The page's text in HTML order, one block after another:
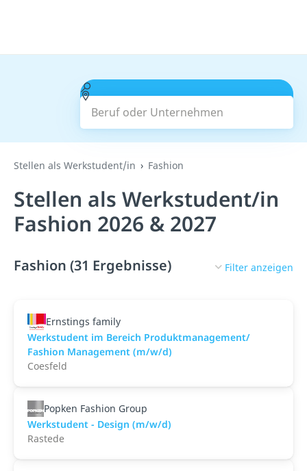
Beruf oder Unternehmen
Suchen
Stellen als Werkstudent/in Fashion
Stellen als Werkstudent/in
Fashion 2026 & 2027
Fashion (31 Ergebnisse) Filter anzeigen
Ernstings family
Werkstudent im Bereich Produktmanagement/
Fashion Management (m/w/d)
Coesfeld
Popken Fashion Group
Werkstudent - Design (m/w/d)
Rastede